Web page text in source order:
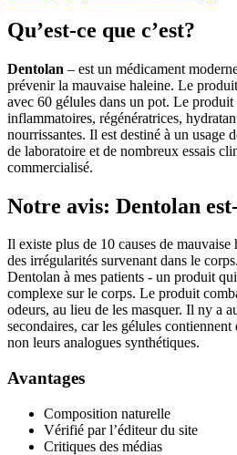
Qu’est-ce que c’est?
Dentolan – est un médicament
prévenir la mauvaise haleine. Le
avec 60 gélules dans un pot. Le produit
inflammatoires, régénératrices,
nourrissantes. Il est destiné à un usage
de laboratoire et de nombreux essais
commercialisé.
Notre avis: Dentolan
Il existe plus de 10 causes de
des irrégularités survenant dans le
Dentolan à mes patients - un produit
complexe sur le corps. Le produit
odeurs, au lieu de les masquer. Il ny a
secondaires, car les gélules
non leurs analogues synthétiques.
Avantages
Composition naturelle
Vérifié par l’éditeur du site
Critiques des médias